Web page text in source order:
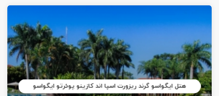
هتل ایگواسو گرند ریزورت اسپا اند کازینو پوئرتو ایگواسو